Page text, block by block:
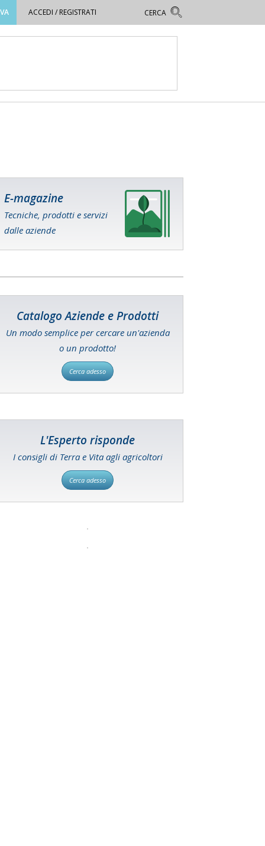
ACCEDI / REGISTRATI
E-magazine
Tecniche, prodotti e servizi
dalle aziende
Catalogo Aziende e Prodotti
Un modo semplice per cercare un'azienda
o un prodotto!
Cerca adesso
L'Esperto risponde
I consigli di Terra e Vita agli agricoltori
Cerca adesso